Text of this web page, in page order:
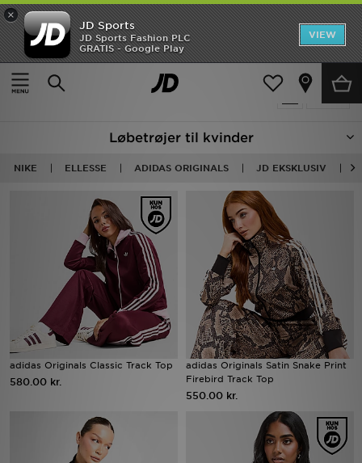
×
JD Sports
JD Sports Fashion PLC
GRATIS - Google Play
VIEW
Hjem
Damer Dametøj Løbetrøjer
41 Produkter fundet
Løbetrøjer til kvinder
NIKE ELLESSE ADIDAS ORIGINALS JD EKSKLUSIV
adidas Originals Classic Track Top
580.00 kr.
adidas Originals Satin Snake Print
Firebird Track Top
550.00 kr.
Hjem
Udsalg
Damer
Bestsellers
Fodbold
Sport